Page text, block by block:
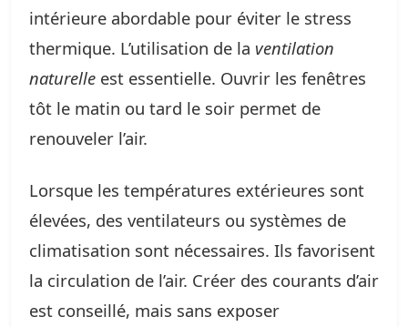
intérieure abordable pour éviter le stress
thermique. L’utilisation de la ventilation
naturelle est essentielle. Ouvrir les fenêtres
tôt le matin ou tard le soir permet de
renouveler l’air.
Lorsque les températures extérieures sont
élevées, des ventilateurs ou systèmes de
climatisation sont nécessaires. Ils favorisent
la circulation de l’air. Créer des courants d’air
est conseillé, mais sans exposer